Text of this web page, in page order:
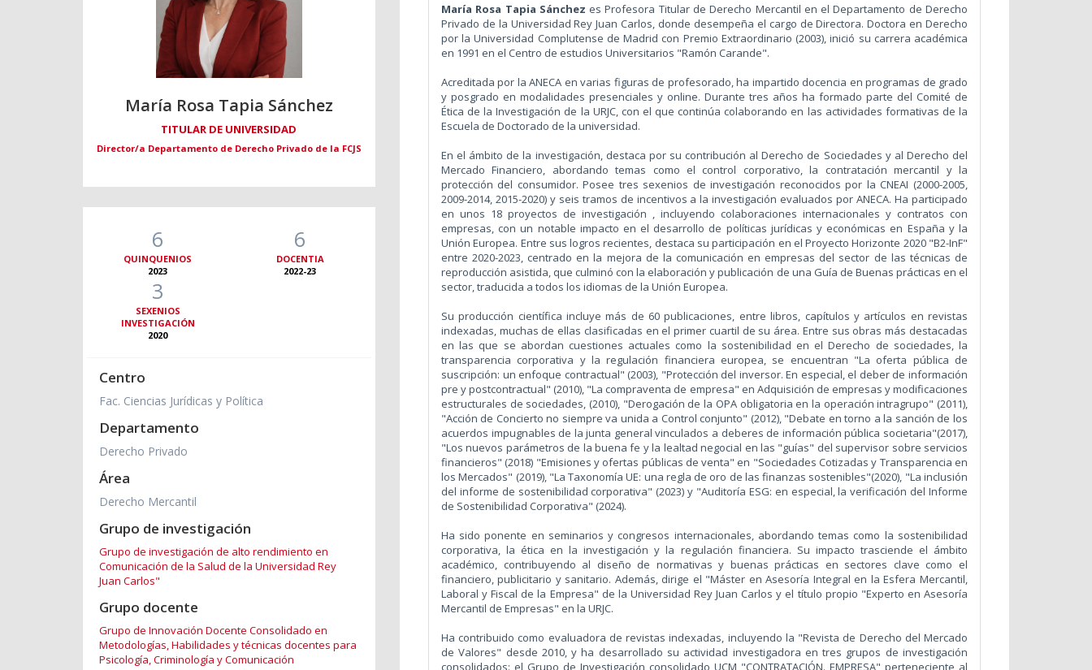
María Rosa Tapia Sánchez
TITULAR DE UNIVERSIDAD
Director/a Departamento de Derecho Privado de la FCJS
6
QUINQUENIOS
2023
6
DOCENTIA
2022-23
3
SEXENIOS
INVESTIGACIÓN
2020
Centro
Fac. Ciencias Jurídicas y Política
Departamento
Derecho Privado
Área
Derecho Mercantil
Grupo de investigación
Grupo de investigación de alto rendimiento en
Comunicación de la Salud de la Universidad Rey
Juan Carlos"
Grupo docente
Grupo de Innovación Docente Consolidado en
Metodologías, Habilidades y técnicas docentes para
Psicología, Criminología y Comunicación
María Rosa Tapia Sánchez es Profesora Titular de Derecho Mercantil en el Departamento de Derecho
Privado de la Universidad Rey Juan Carlos, donde desempeña el cargo de Directora. Doctora en Derecho
por la Universidad Complutense de Madrid con Premio Extraordinario (2003), inició su carrera académica
en 1991 en el Centro de estudios Universitarios "Ramón Carande".
Acreditada por la ANECA en varias figuras de profesorado, ha impartido docencia en programas de grado
y posgrado en modalidades presenciales y online. Durante tres años ha formado parte del Comité de
Ética de la Investigación de la URJC, con el que continúa colaborando en las actividades formativas de la
Escuela de Doctorado de la universidad.
En el ámbito de la investigación, destaca por su contribución al Derecho de Sociedades y al Derecho del
Mercado Financiero, abordando temas como el control corporativo, la contratación mercantil y la
protección del consumidor. Posee tres sexenios de investigación reconocidos por la CNEAI (2000-2005,
2009-2014, 2015-2020) y seis tramos de incentivos a la investigación evaluados por ANECA. Ha participado
en unos 18 proyectos de investigación , incluyendo colaboraciones internacionales y contratos con
empresas, con un notable impacto en el desarrollo de políticas jurídicas y económicas en España y la
Unión Europea. Entre sus logros recientes, destaca su participación en el Proyecto Horizonte 2020 "B2-InF"
entre 2020-2023, centrado en la mejora de la comunicación en empresas del sector de las técnicas de
reproducción asistida, que culminó con la elaboración y publicación de una Guía de Buenas prácticas en el
sector, traducida a todos los idiomas de la Unión Europea.
Su producción científica incluye más de 60 publicaciones, entre libros, capítulos y artículos en revistas
indexadas, muchas de ellas clasificadas en el primer cuartil de su área. Entre sus obras más destacadas
en las que se abordan cuestiones actuales como la sostenibilidad en el Derecho de sociedades, la
transparencia corporativa y la regulación financiera europea, se encuentran "La oferta pública de
suscripción: un enfoque contractual" (2003), "Protección del inversor. En especial, el deber de información
pre y postcontractual" (2010), "La compraventa de empresa" en Adquisición de empresas y modificaciones
estructurales de sociedades, (2010), "Derogación de la OPA obligatoria en la operación intragrupo" (2011),
"Acción de Concierto no siempre va unida a Control conjunto" (2012), "Debate en torno a la sanción de los
acuerdos impugnables de la junta general vinculados a deberes de información pública societaria"(2017),
"Los nuevos parámetros de la buena fe y la lealtad negocial en las "guías" del supervisor sobre servicios
financieros" (2018) "Emisiones y ofertas públicas de venta" en "Sociedades Cotizadas y Transparencia en
los Mercados" (2019), "La Taxonomía UE: una regla de oro de las finanzas sostenibles"(2020), "La inclusión
del informe de sostenibilidad corporativa" (2023) y "Auditoría ESG: en especial, la verificación del Informe
de Sostenibilidad Corporativa" (2024).
Ha sido ponente en seminarios y congresos internacionales, abordando temas como la sostenibilidad
corporativa, la ética en la investigación y la regulación financiera. Su impacto trasciende el ámbito
académico, contribuyendo al diseño de normativas y buenas prácticas en sectores clave como el
financiero, publicitario y sanitario. Además, dirige el "Máster en Asesoría Integral en la Esfera Mercantil,
Laboral y Fiscal de la Empresa" de la Universidad Rey Juan Carlos y el título propio "Experto en Asesoría
Mercantil de Empresas" en la URJC.
Ha contribuido como evaluadora de revistas indexadas, incluyendo la "Revista de Derecho del Mercado
de Valores" desde 2010, y ha desarrollado su actividad investigadora en tres grupos de investigación
consolidados: el Grupo de Investigación consolidado UCM "CONTRATACIÓN. EMPRESA" perteneciente al